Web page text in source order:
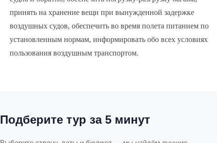
принять на хранение вещи при вынужденной задержке
воздушных судов, обеспечить во время полета питанием по
установленным нормам, информировать обо всех условиях
пользования воздушным транспортом.
Подберите тур за 5 минут